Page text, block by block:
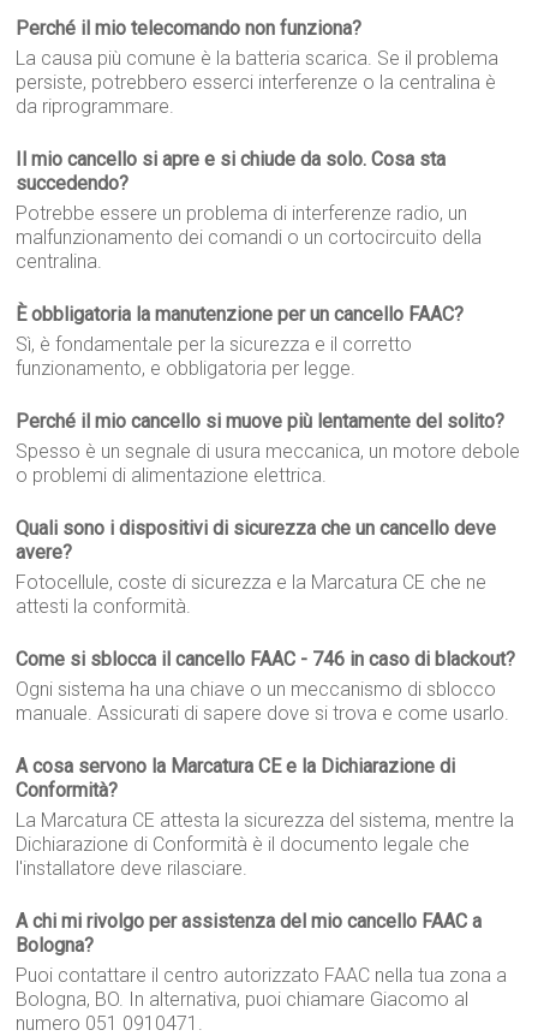
Perché il mio telecomando non funziona?
La causa più comune è la batteria scarica. Se il problema
persiste, potrebbero esserci interferenze o la centralina è
da riprogrammare.
Il mio cancello si apre e si chiude da solo. Cosa sta
succedendo?
Potrebbe essere un problema di interferenze radio, un
malfunzionamento dei comandi o un cortocircuito della
centralina.
È obbligatoria la manutenzione per un cancello FAAC?
Sì, è fondamentale per la sicurezza e il corretto
funzionamento, e obbligatoria per legge.
Perché il mio cancello si muove più lentamente del solito?
Spesso è un segnale di usura meccanica, un motore debole
o problemi di alimentazione elettrica.
Quali sono i dispositivi di sicurezza che un cancello deve
avere?
Fotocellule, coste di sicurezza e la Marcatura CE che ne
attesti la conformità.
Come si sblocca il cancello FAAC - 746 in caso di blackout?
Ogni sistema ha una chiave o un meccanismo di sblocco
manuale. Assicurati di sapere dove si trova e come usarlo.
A cosa servono la Marcatura CE e la Dichiarazione di
Conformità?
La Marcatura CE attesta la sicurezza del sistema, mentre la
Dichiarazione di Conformità è il documento legale che
l'installatore deve rilasciare.
A chi mi rivolgo per assistenza del mio cancello FAAC a
Bologna?
Puoi contattare il centro autorizzato FAAC nella tua zona a
Bologna, BO. In alternativa, puoi chiamare Giacomo al
numero 051 0910471.